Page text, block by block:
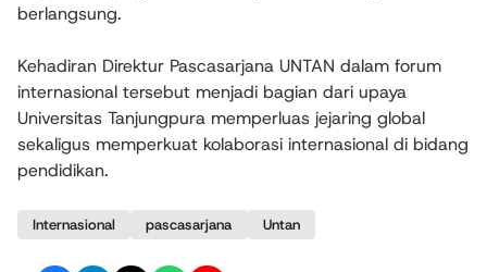
berlangsung.
Kehadiran Direktur Pascasarjana UNTAN dalam forum
internasional tersebut menjadi bagian dari upaya
Universitas Tanjungpura memperluas jejaring global
sekaligus memperkuat kolaborasi internasional di bidang
pendidikan.
Internasional pascasarjana Untan